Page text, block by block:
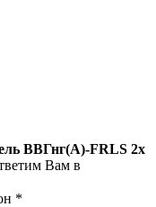
ВВГнг(A)-FRLS 2х
Вам в
*